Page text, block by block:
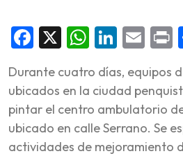
Facebook
X
Durante cuatro días, equipos
ubicados en la ciudad
pintar el centro ambulatorio
ubicado en calle Serrano. Se
actividades de mejoramiento